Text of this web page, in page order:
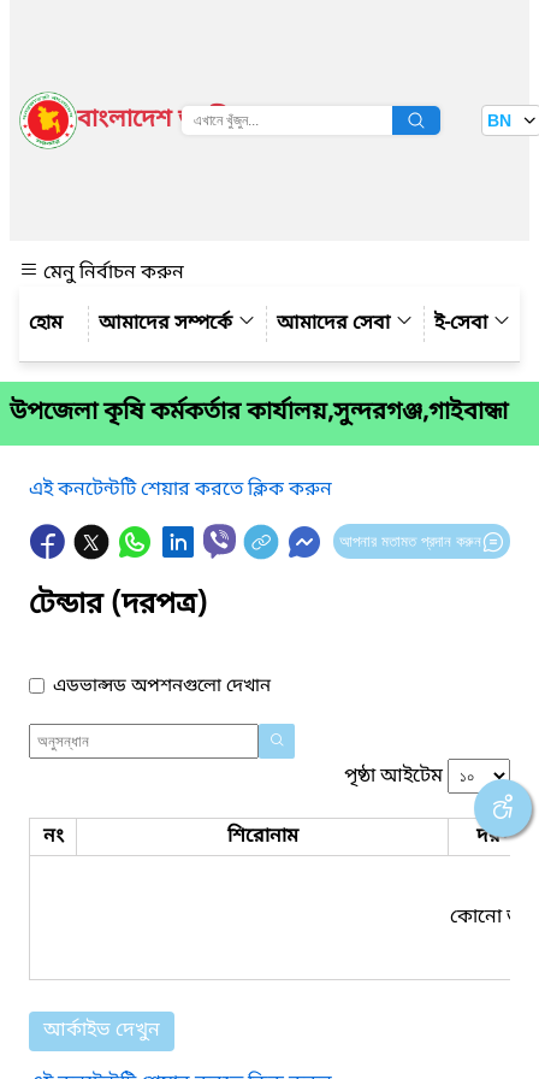
বাংলাদেশ জাতীয় তথ্য বাতায়ন BN
মেনু নির্বাচন করুন
আমাদের সম্পর্কে
আমাদের সেবা ই-সেবা
উপজেলা কৃষি কর্মকর্তার কার্যালয়,সুন্দরগঞ্জ,গাইবান্ধা
এই কনটেন্টটি শেয়ার করতে ক্লিক করুন
আপনার মতামত প্রদান করুন
টেন্ডার (দরপত্র)
এডভান্সড অপশনগুলো দেখান
পৃষ্ঠা আইটেম
নং শিরোনাম দরপত্র
কোনো তথ্য
আর্কাইভ দেখুন